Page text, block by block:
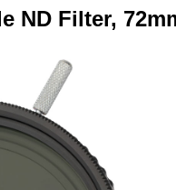
ND Filter,